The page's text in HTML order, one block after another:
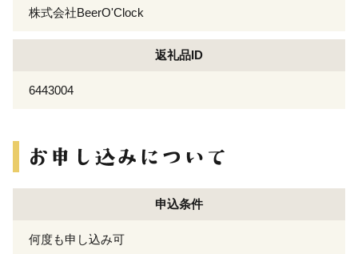
株式会社BeerO'Clock
返礼品ID
6443004
申込条件
何度も申し込み可